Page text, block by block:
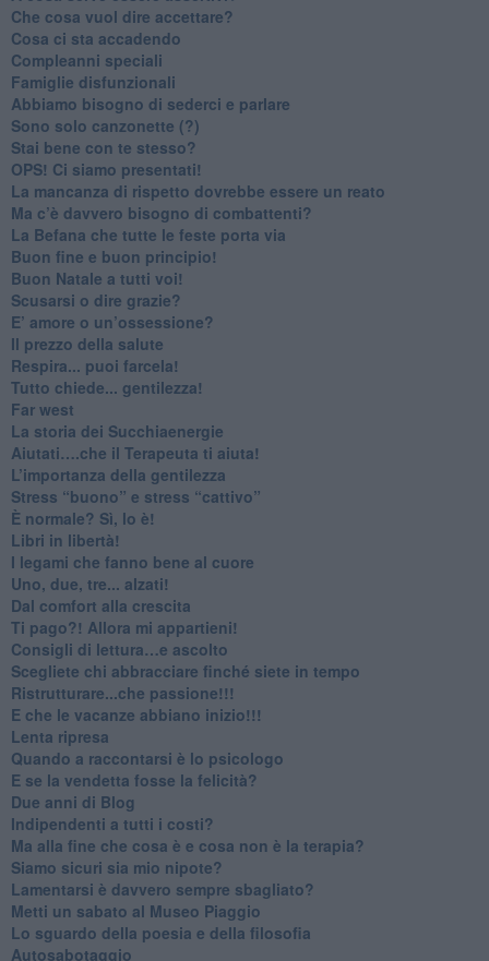
​Che cosa vuol dire accettare?
​Cosa ci sta accadendo
​Compleanni speciali
​Famiglie disfunzionali
​Abbiamo bisogno di sederci e parlare
Sono solo canzonette (?)
​Stai bene con te stesso?
​OPS! Ci siamo presentati!
​La mancanza di rispetto dovrebbe essere un reato
​Ma c’è davvero bisogno di combattenti?
​La Befana che tutte le feste porta via
Buon fine e buon principio!
​Buon Natale a tutti voi!
​Scusarsi o dire grazie?
​E’ amore o un’ossessione?
​Il prezzo della salute
​Respira... puoi farcela!
​Tutto chiede... gentilezza!
​Far west
​La storia dei Succhiaenergie
​Aiutati….che il Terapeuta ti aiuta!
​L’importanza della gentilezza
​Stress “buono” e stress “cattivo”
​È normale? Sì, lo è!
​Libri in libertà!
​I legami che fanno bene al cuore
Uno, due, tre... alzati!​
​Dal comfort alla crescita
​Ti pago?! Allora mi appartieni!​
​Consigli di lettura…e ascolto
​Scegliete chi abbracciare finché siete in tempo
​Ristrutturare...che passione!!!
​E che le vacanze abbiano inizio!!!
​Lenta ripresa
​Quando a raccontarsi è lo psicologo
​E se la vendetta fosse la felicità?
​Due anni di Blog
​Indipendenti a tutti i costi?
​Ma alla fine che cosa è e cosa non è la terapia?
​Siamo sicuri sia mio nipote?
​Lamentarsi è davvero sempre sbagliato?
​Metti un sabato al Museo Piaggio
​Lo sguardo della poesia e della filosofia
Autosabotaggio